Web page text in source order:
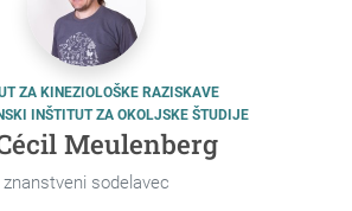
ZA KINEZIOLOŠKE RAZISKAVE
INŠTITUT ZA OKOLJSKE ŠTUDIJE
Meulenberg
znanstveni sodelavec